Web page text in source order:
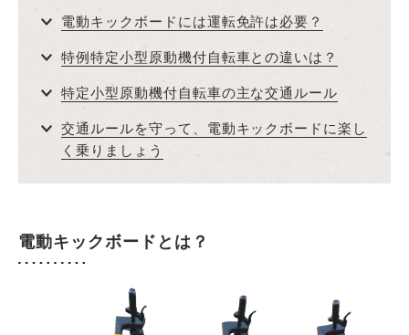
電動キックボードには運転免許は必要？
特例特定小型原動機付自転車との違いは？
特定小型原動機付自転車の主な交通ルール
交通ルールを守って、電動キックボードに楽し
く乗りましょう
電動キックボードとは？